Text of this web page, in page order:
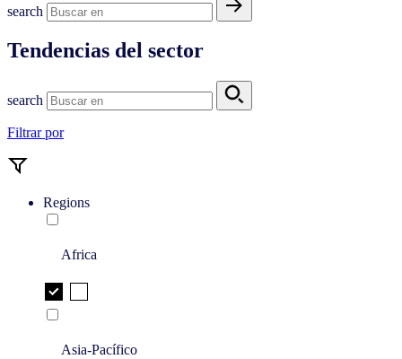
search
Tendencias del sector
search
Filtrar por
Regions
Africa
Asia-Pacífico